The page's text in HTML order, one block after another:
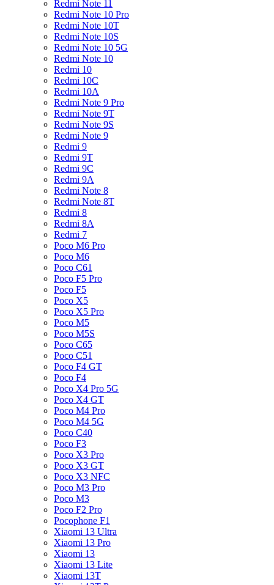
Redmi Note 11
Redmi Note 10 Pro
Redmi Note 10T
Redmi Note 10S
Redmi Note 10 5G
Redmi Note 10
Redmi 10
Redmi 10C
Redmi 10A
Redmi Note 9 Pro
Redmi Note 9T
Redmi Note 9S
Redmi Note 9
Redmi 9
Redmi 9T
Redmi 9C
Redmi 9A
Redmi Note 8
Redmi Note 8T
Redmi 8
Redmi 8A
Redmi 7
Poco M6 Pro
Poco M6
Poco C61
Poco F5 Pro
Poco F5
Poco X5
Poco X5 Pro
Poco M5
Poco M5S
Poco C65
Poco C51
Poco F4 GT
Poco F4
Poco X4 Pro 5G
Poco X4 GT
Poco M4 Pro
Poco M4 5G
Poco C40
Poco F3
Poco X3 Pro
Poco X3 GT
Poco X3 NFC
Poco M3 Pro
Poco M3
Poco F2 Pro
Pocophone F1
Xiaomi 13 Ultra
Xiaomi 13 Pro
Xiaomi 13
Xiaomi 13 Lite
Xiaomi 13T